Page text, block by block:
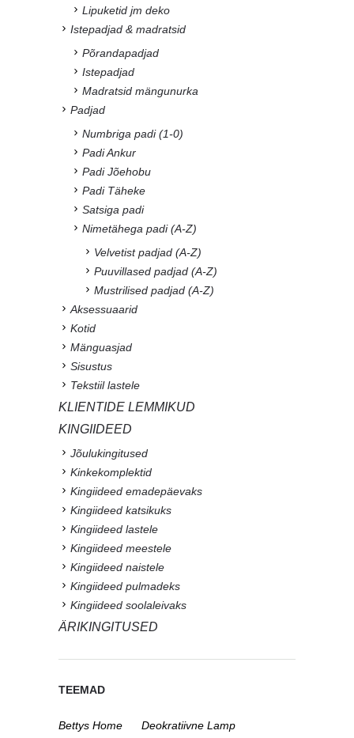
Lipuketid jm deko
Istepadjad & madratsid
Põrandapadjad
Istepadjad
Madratsid mängunurka
Padjad
Numbriga padi (1-0)
Padi Ankur
Padi Jõehobu
Padi Täheke
Satsiga padi
Nimetähega padi (A-Z)
Velvetist padjad (A-Z)
Puuvillased padjad (A-Z)
Mustrilised padjad (A-Z)
Aksessuaarid
Kotid
Mänguasjad
Sisustus
Tekstiil lastele
KLIENTIDE LEMMIKUD
KINGIIDEED
Jõulukingitused
Kinkekomplektid
Kingiideed emadepäevaks
Kingiideed katsikuks
Kingiideed lastele
Kingiideed meestele
Kingiideed naistele
Kingiideed pulmadeks
Kingiideed soolaleivaks
ÄRIKINGITUSED
TEEMAD
Bettys Home
Deokratiivne Lamp